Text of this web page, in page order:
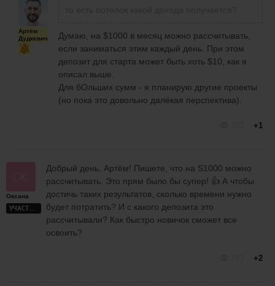
Артём
Дудкевич
Думаю, на $1000 в месяц можно рассчитывать,
если заниматься этим каждый день. При этом
депозит для старта может быть хоть $10, как я
описал выше.
Для бОльших сумм - я планирую другие проекты
(но пока это довольно далёкая перспектива).
+1
Оксана
УЧАСТНИК
Добрый день, Артём! Пишете, что на S1000 можно
рассчитывать. Это прям было бы супер! 👍 А чтобы
достичь таких результатов, сколько времени нужно
будет потратить? И с какого депозита это
рассчитывали? Как быстро новичок сможет все
освоить?
+2